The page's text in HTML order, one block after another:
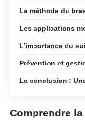
La méthode du
Les applications
L’importance du
Prévention et
La conclusion :
Comprendre